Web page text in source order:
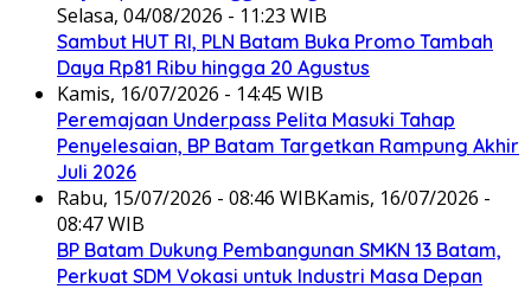
Selasa, 04/08/2026 - 11:23 WIB
Sambut HUT RI, PLN Batam Buka Promo Tambah
Daya Rp81 Ribu hingga 20 Agustus
Kamis, 16/07/2026 - 14:45 WIB
Peremajaan Underpass Pelita Masuki Tahap
Penyelesaian, BP Batam Targetkan Rampung Akhir
Juli 2026
Rabu, 15/07/2026 - 08:46 WIBKamis, 16/07/2026 -
08:47 WIB
BP Batam Dukung Pembangunan SMKN 13 Batam,
Perkuat SDM Vokasi untuk Industri Masa Depan